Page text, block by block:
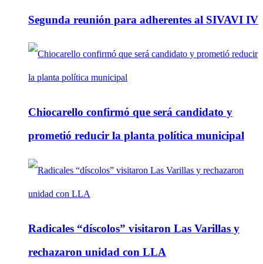
Segunda reunión para adherentes al SIVAVI IV
Chiocarello confirmó que será candidato y
prometió reducir la planta política municipal
Radicales “díscolos” visitaron Las Varillas y
rechazaron unidad con LLA